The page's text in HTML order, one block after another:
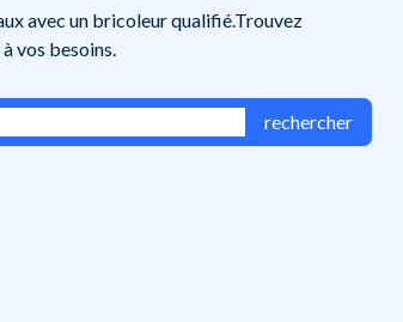
avec un bricoleur qualifié.Trouvez
vos besoins.
rechercher